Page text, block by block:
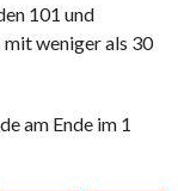
101 und
weniger als 30
am Ende im 1